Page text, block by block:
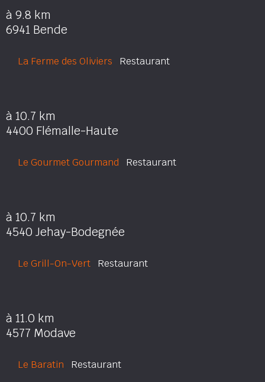
à 9.8 km
6941 Bende
La Ferme des Oliviers Restaurant
à 10.7 km
4400 Flémalle-Haute
Le Gourmet Gourmand Restaurant
à 10.7 km
4540 Jehay-Bodegnée
Le Grill-On-Vert Restaurant
à 11.0 km
4577 Modave
Le Baratin Restaurant